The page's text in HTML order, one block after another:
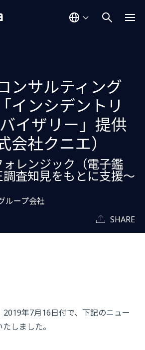
ンサルティング
インシデントリ
イザリー」提供
会社クニエ）
レンジック（電子鑑
査知見をもとに支援～
ループ会社
SHARE
年7月16日付で、下記のニュー
しました。